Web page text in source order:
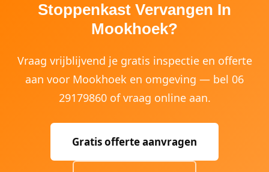
Stoppenkast Vervangen In
Mookhoek?
Vraag vrijblijvend je gratis inspectie en offerte
aan voor Mookhoek en omgeving — bel 06
29179860 of vraag online aan.
Gratis offerte aanvragen